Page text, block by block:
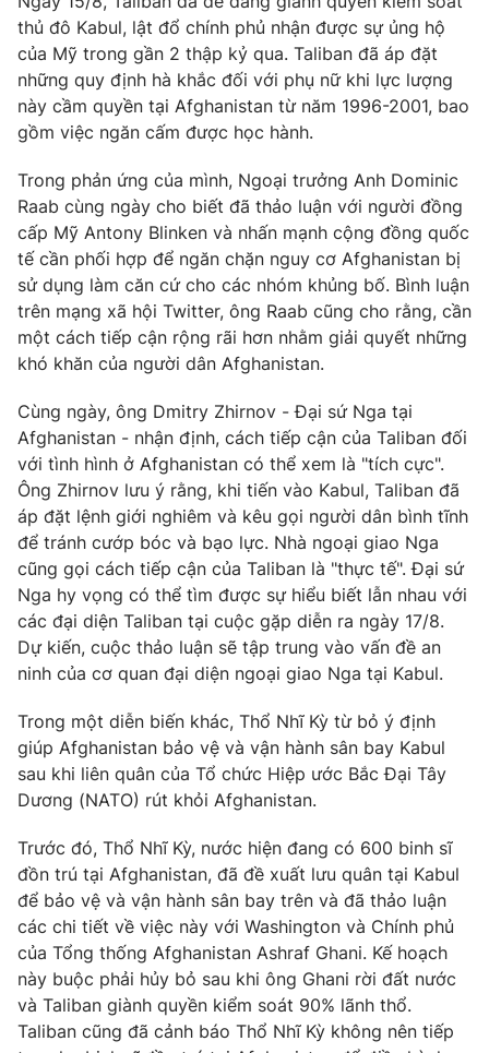
Chuyên mục khác
Emagazine Podcast
Photo Infographic
Video Shorts video
VTV Money VTV Thể thao
VTV Sức khoẻ Bất động sản
Thị trường 24h Tấm lòng Việt
VTV4 Vươn mình bằng AI
VTV9 VTV8
Liên hệ tòa soạn English
THỜI BÁO VTV
Theo dõi báo trên
Cơ quan chủ quản: Đài Truyền hình Việt Nam
Cơ quan báo chí:Thời báo VTV
Giấy phép hoạt động báo in và báo điện tử số 483/GP-BTTTT
cấp ngày 29/12/2023
Tổng Biên tập:Vũ Thanh Thủy
Phó Tổng Biên tập:Nguyễn Thị Mỹ Hạnh, Phạm Quốc Thắng,
Nguyễn Trọng Ninh
Tổng đài VTV: 024.38 355 931 - 024.38 355 932
thủ đô Kabul, lật đổ chính phủ nhận được sự ủng hộ
của Mỹ trong gần 2 thập kỷ qua. Taliban đã áp đặt
những quy định hà khắc đối với phụ nữ khi lực lượng
này cầm quyền tại Afghanistan từ năm 1996-2001, bao
gồm việc ngăn cấm được học hành.
Trong phản ứng của mình, Ngoại trưởng Anh Dominic
Raab cùng ngày cho biết đã thảo luận với người đồng
cấp Mỹ Antony Blinken và nhấn mạnh cộng đồng quốc
tế cần phối hợp để ngăn chặn nguy cơ Afghanistan bị
sử dụng làm căn cứ cho các nhóm khủng bố. Bình luận
trên mạng xã hội Twitter, ông Raab cũng cho rằng, cần
một cách tiếp cận rộng rãi hơn nhằm giải quyết những
khó khăn của người dân Afghanistan.
Cùng ngày, ông Dmitry Zhirnov - Đại sứ Nga tại
Afghanistan - nhận định, cách tiếp cận của Taliban đối
với tình hình ở Afghanistan có thể xem là "tích cực".
Ông Zhirnov lưu ý rằng, khi tiến vào Kabul, Taliban đã
áp đặt lệnh giới nghiêm và kêu gọi người dân bình tĩnh
để tránh cướp bóc và bạo lực. Nhà ngoại giao Nga
cũng gọi cách tiếp cận của Taliban là "thực tế". Đại sứ
Nga hy vọng có thể tìm được sự hiểu biết lẫn nhau với
các đại diện Taliban tại cuộc gặp diễn ra ngày 17/8.
Dự kiến, cuộc thảo luận sẽ tập trung vào vấn đề an
ninh của cơ quan đại diện ngoại giao Nga tại Kabul.
Trong một diễn biến khác, Thổ Nhĩ Kỳ từ bỏ ý định
giúp Afghanistan bảo vệ và vận hành sân bay Kabul
sau khi liên quân của Tổ chức Hiệp ước Bắc Đại Tây
Dương (NATO) rút khỏi Afghanistan.
Trước đó, Thổ Nhĩ Kỳ, nước hiện đang có 600 binh sĩ
đồn trú tại Afghanistan, đã đề xuất lưu quân tại Kabul
để bảo vệ và vận hành sân bay trên và đã thảo luận
các chi tiết về việc này với Washington và Chính phủ
của Tổng thống Afghanistan Ashraf Ghani. Kế hoạch
này buộc phải hủy bỏ sau khi ông Ghani rời đất nước
và Taliban giành quyền kiểm soát 90% lãnh thổ.
Taliban cũng đã cảnh báo Thổ Nhĩ Kỳ không nên tiếp